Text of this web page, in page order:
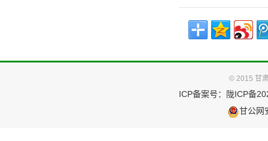
© 2015 甘
ICP备案号：
陇ICP备
甘公网